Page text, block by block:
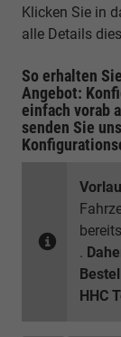
Klicken Sie in
alle Details
So erhalten
Angebot:
einfach vorab
senden Sie
bereits
.
HHC